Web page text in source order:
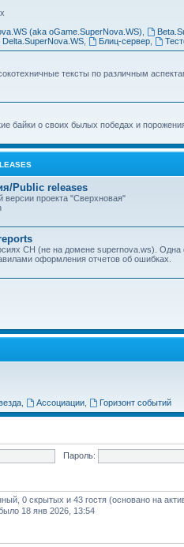
(aka oGame.SuperNova.WS)
Delta.SuperNova.WS, Блиц-сервер,
тексты по различным
байки о своих былых победах и
Public releases
проекта "Сверхновая"
СН (не на домене supernova.ws).
оформления отчетов об ошибках.
, Ассоциации, Горизонт событий
Пароль:
0 скрытых и 43 гостя (основано на
18 янв 2026, 13:54